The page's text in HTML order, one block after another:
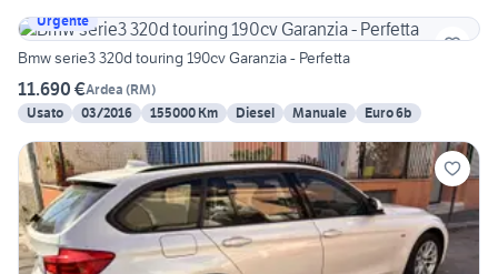
Urgente
Bmw serie3 320d touring 190cv Garanzia - Perfetta
11.690 €Ardea (RM)
Usato
03/2016 155000 Km Diesel Manuale Euro 6b